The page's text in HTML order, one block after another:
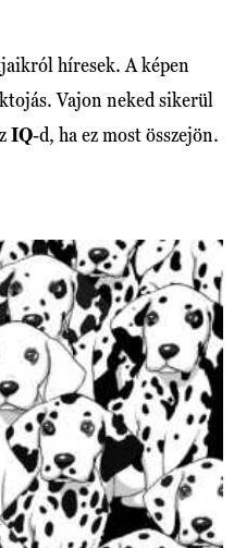
híresek. A képen
Vajon neked sikerül
IQ-d, ha ez most összejön.